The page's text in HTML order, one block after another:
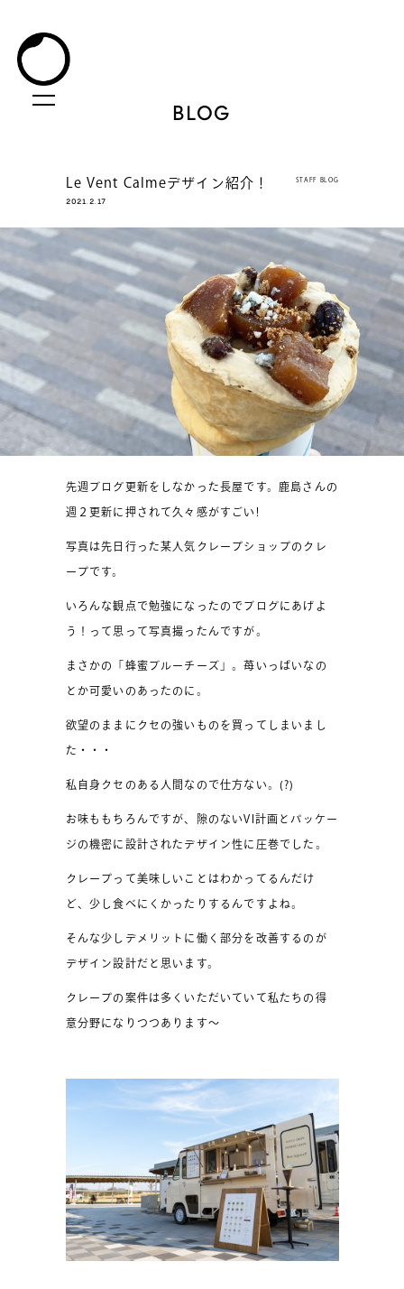
BLOG
Le Vent Calmeデザイン紹介！
2021.2.17
STAFF BLOG
先週ブログ更新をしなかった長屋です。鹿島さんの
週２更新に押されて久々感がすごい!
写真は先日行った某人気クレープショップのクレ
ープです。
いろんな観点で勉強になったのでブログにあげよ
う！って思って写真撮ったんですが。
まさかの「蜂蜜ブルーチーズ」。苺いっぱいなの
とか可愛いのあったのに。
欲望のままにクセの強いものを買ってしまいまし
た・・・
私自身クセのある人間なので仕方ない。(?)
お味ももちろんですが、隙のないVI計画とパッケー
ジの機密に設計されたデザイン性に圧巻でした。
クレープって美味しいことはわかってるんだけ
ど、少し食べにくかったりするんですよね。
そんな少しデメリットに働く部分を改善するのが
デザイン設計だと思います。
クレープの案件は多くいただいていて私たちの得
意分野になりつつあります〜